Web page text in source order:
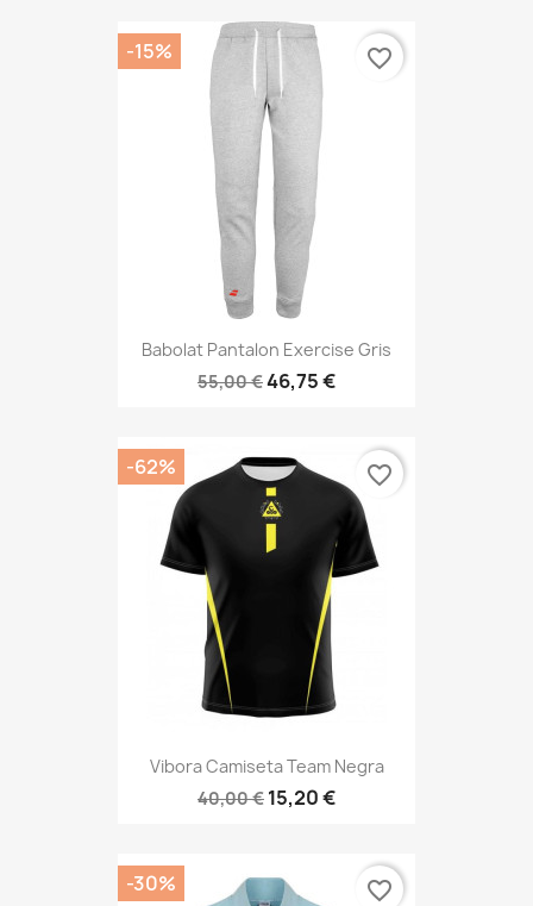
Babolat Pantalon Exercise Gris
55,00 €46,75 €
-15% favorite_border
Vibora Camiseta Team Negra
40,00 € 15,20 €
-62% favorite_border
-30% favorite_border